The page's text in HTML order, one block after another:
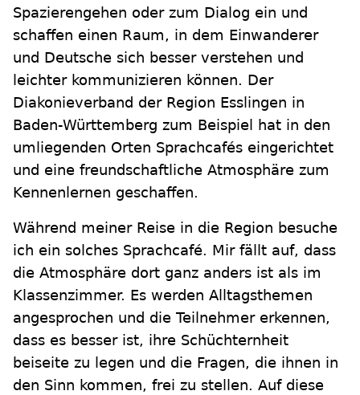
Spazierengehen oder zum Dialog ein und
schaffen einen Raum, in dem Einwanderer
und Deutsche sich besser verstehen und
leichter kommunizieren können. Der
Diakonieverband der Region Esslingen in
Baden-Württemberg zum Beispiel hat in den
umliegenden Orten Sprachcafés eingerichtet
und eine freundschaftliche Atmosphäre zum
Kennenlernen geschaffen.
Während meiner Reise in die Region besuche
ich ein solches Sprachcafé. Mir fällt auf, dass
die Atmosphäre dort ganz anders ist als im
Klassenzimmer. Es werden Alltagsthemen
angesprochen und die Teilnehmer erkennen,
dass es besser ist, ihre Schüchternheit
beiseite zu legen und die Fragen, die ihnen in
den Sinn kommen, frei zu stellen. Auf diese